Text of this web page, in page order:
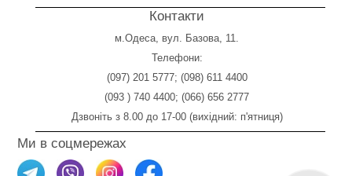
Контакти
м.Одеса, вул. Базова, 11.
Телефони:
(097) 201 5777; (098) 611 4400
(093 ) 740 4400; (066) 656 2777
Дзвоніть з 8.00 до 17-00 (вихідний: п'ятниця)
Ми в соцмережах